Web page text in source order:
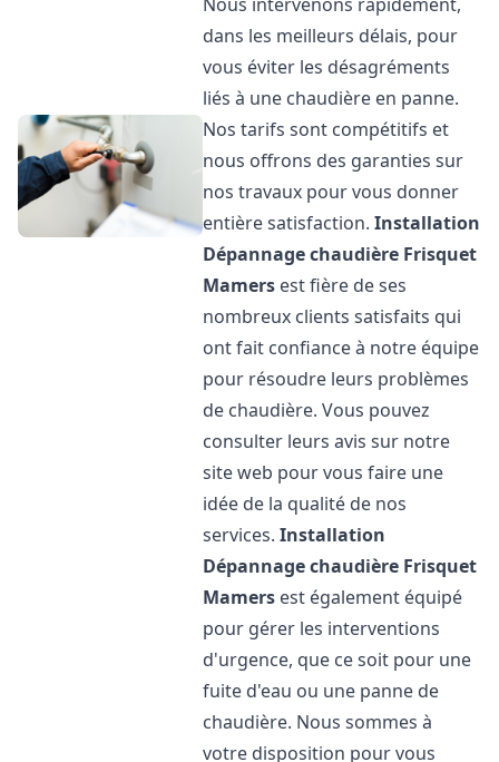
dans les meilleurs délais, pour
vous éviter les désagréments
liés à une chaudière en panne.
Nos tarifs sont compétitifs et
nous offrons des garanties sur
nos travaux pour vous donner
entière satisfaction.Installation
Dépannage chaudière Frisquet
Mamers est fière de ses
nombreux clients satisfaits qui
ont fait confiance à notre équipe
pour résoudre leurs problèmes
de chaudière. Vous pouvez
consulter leurs avis sur notre
site web pour vous faire une
idée de la qualité de nos
services.Installation
Dépannage chaudière Frisquet
Mamers est également équipé
pour gérer les interventions
d'urgence, que ce soit pour une
fuite d'eau ou une panne de
chaudière. Nous sommes à
votre disposition pour vous